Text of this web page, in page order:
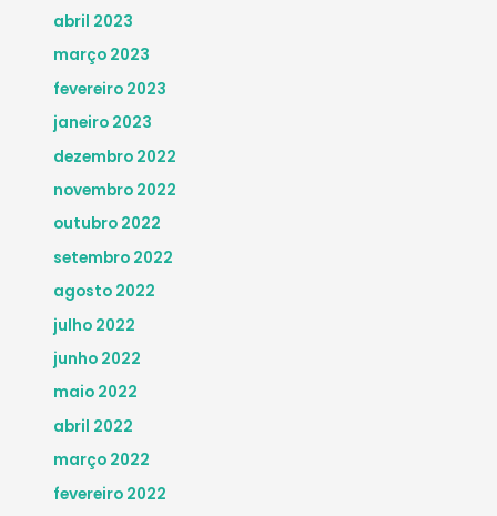
abril 2023
março 2023
fevereiro 2023
janeiro 2023
dezembro 2022
novembro 2022
outubro 2022
setembro 2022
agosto 2022
julho 2022
junho 2022
maio 2022
abril 2022
março 2022
fevereiro 2022